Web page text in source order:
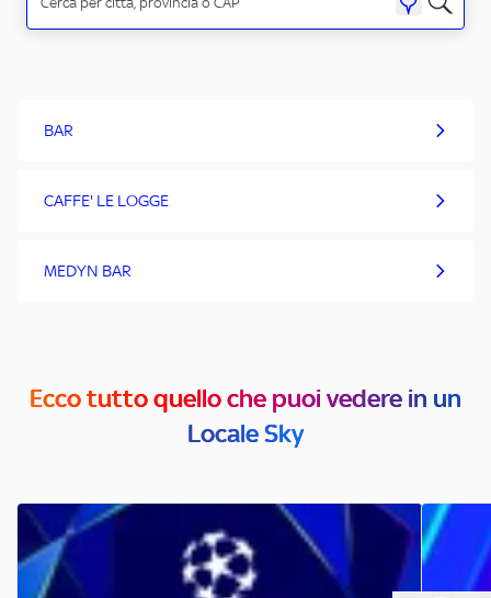
BAR
CAFFE' LE LOGGE
MEDYN BAR
Ecco tutto quello che puoi vedere in un
Locale Sky